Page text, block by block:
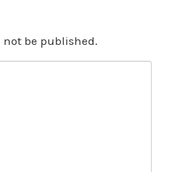
not be published.